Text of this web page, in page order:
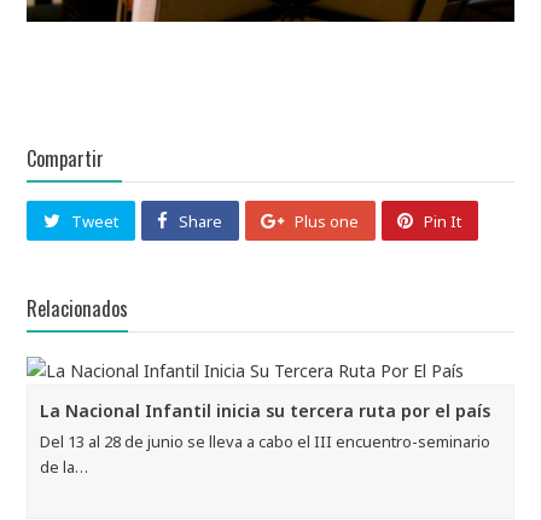
Compartir
Tweet Share Plus one Pin It
Relacionados
La Nacional Infantil inicia su tercera ruta por el país
Del 13 al 28 de junio se lleva a cabo el III encuentro-seminario
de la…